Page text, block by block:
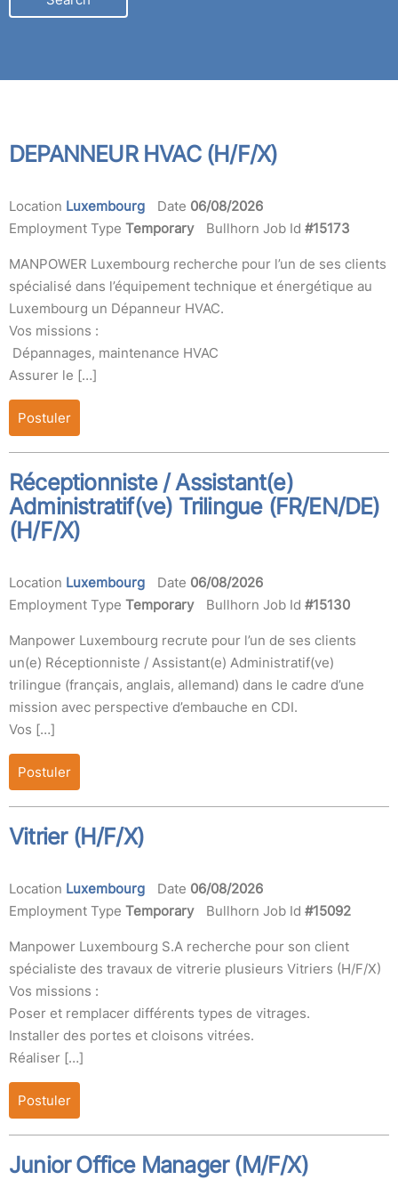
LOCATION
DEPANNEUR HVAC (H/F/X)
Location Luxembourg Date 06/08/2026
Employment Type Temporary Bullhorn Job Id #15173
MANPOWER Luxembourg recherche pour l’un de ses clients
spécialisé dans l’équipement technique et énergétique au
Luxembourg un Dépanneur HVAC.
Vos missions :
Dépannages, maintenance HVAC
Assurer le […]
Postuler
Réceptionniste / Assistant(e)
Administratif(ve) Trilingue (FR/EN/DE)
(H/F/X)
Location Luxembourg Date 06/08/2026
Employment Type Temporary Bullhorn Job Id #15130
Manpower Luxembourg recrute pour l’un de ses clients
un(e) Réceptionniste / Assistant(e) Administratif(ve)
trilingue (français, anglais, allemand) dans le cadre d’une
mission avec perspective d’embauche en CDI.
Vos […]
Postuler
Vitrier (H/F/X)
Location Luxembourg Date 06/08/2026
Employment Type Temporary Bullhorn Job Id #15092
Manpower Luxembourg S.A recherche pour son client
spécialiste des travaux de vitrerie plusieurs Vitriers (H/F/X)
Vos missions :
Poser et remplacer différents types de vitrages.
Installer des portes et cloisons vitrées.
Réaliser […]
Postuler
Junior Office Manager (M/F/X)